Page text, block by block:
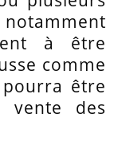
à être
comme
être
des